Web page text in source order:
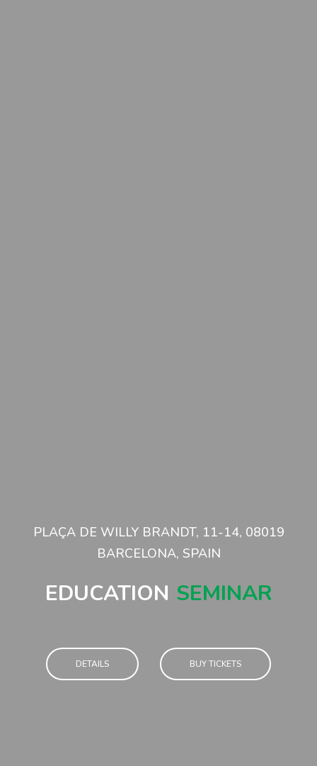
PLAÇA DE WILLY BRANDT, 11-14, 08019
BARCELONA, SPAIN
EDUCATION SEMINAR
DETAILS BUY TICKETS